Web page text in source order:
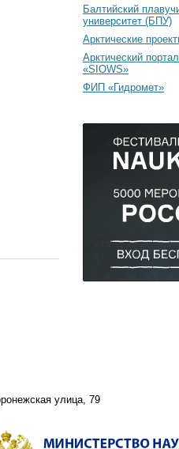
Балтийский
университет (БПУ)
Арктические
Арктический портал
«SIOWS»
ФИП «Гидромет»
улица, 79